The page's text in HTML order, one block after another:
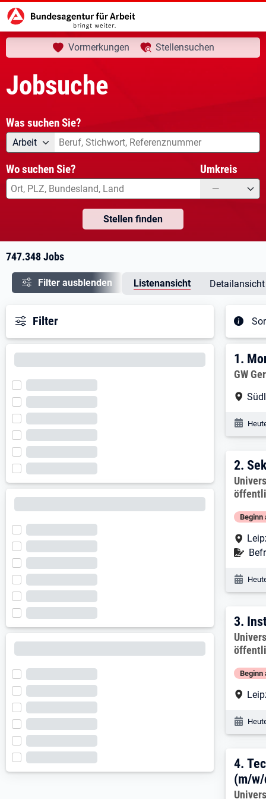
Startseite Jobsuche aktuelle Seite:
Ihre Suche
Vormerkungen Stellensuchen
Jobsuche
Was suchen Sie?
Angebotsart
Arbeit Was suchen Sie?
Wo suchen Sie? Umkreis
—
Stellen finden
747.348 Jobs
Filter ausblenden Listenansicht Detailansicht
Filter
1.
1.
GW
2.
2.
Beginn
3.
3.
Beginn
4.
4.
(m/